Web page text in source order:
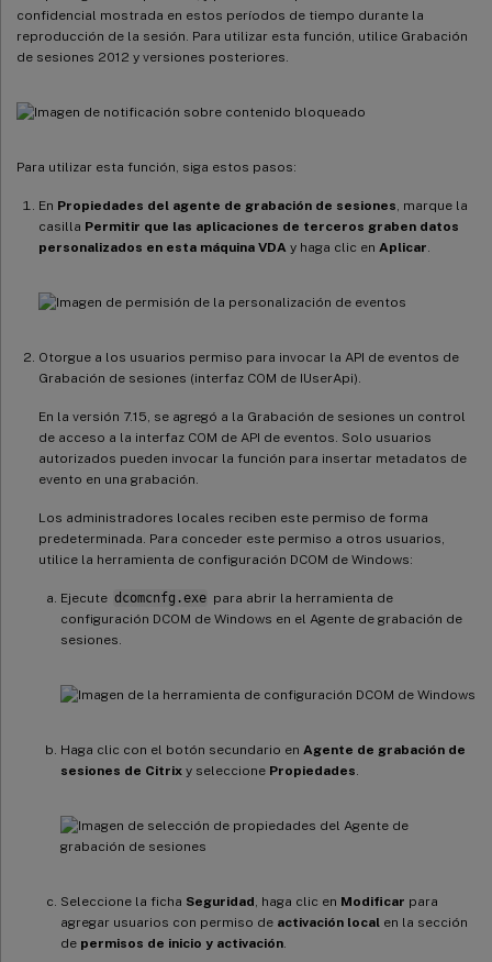
confidencial mostrada en estos períodos de tiempo durante la
reproducción de la sesión. Para utilizar esta función, utilice Grabación
de sesiones 2012 y versiones posteriores.
Para utilizar esta función, siga estos pasos:
En Propiedades del agente de grabación de sesiones , marque la
casilla Permitir que las aplicaciones de terceros graben datos
personalizados en esta máquina VDA y haga clic en Aplicar
Otorgue a los usuarios permiso para invocar la API de eventos de
Grabación de sesiones (interfaz COM de IUserApi).
En la versión 7.15, se agregó a la Grabación de sesiones un control
de acceso a la interfaz COM de API de eventos. Solo usuarios
autorizados pueden invocar la función para insertar metadatos de
evento en una grabación.
Los administradores locales reciben este permiso de forma
predeterminada. Para conceder este permiso a otros usuarios,
utilice la herramienta de configuración DCOM de Windows:
Ejecute dcomcnfg.exe para abrir la herramienta de
configuración DCOM de Windows en el Agente de grabación de
sesiones.
Haga clic con el botón secundario en Agente de grabación de
sesiones de Citrix y seleccione Propiedades
Seleccione la ficha Seguridad , haga clic en Modificar para
agregar usuarios con permiso de activación local en la sección
de permisos de inicio y activación